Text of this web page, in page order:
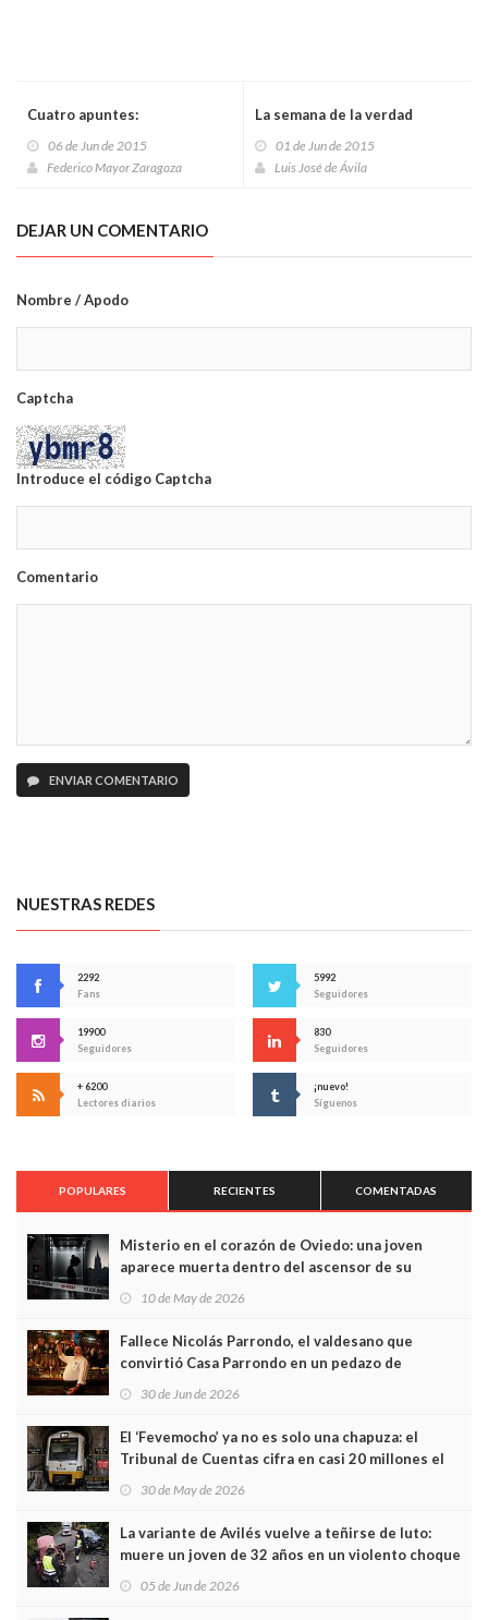
Cuatro apuntes:
06 de Jun de 2015
Federico Mayor Zaragoza
La semana de la verdad
01 de Jun de 2015
Luis José de Ávila
DEJAR UN COMENTARIO
Nombre / Apodo
Captcha
Introduce el código Captcha
Comentario
ENVIAR COMENTARIO
NUESTRAS REDES
2292
Fans
5992
Seguidores
19900
Seguidores
830
Seguidores
+ 6200
Lectores diarios
¡nuevo!
Síguenos
POPULARES RECIENTES COMENTADAS
Misterio en el corazón de Oviedo: una joven
aparece muerta dentro del ascensor de su
edificio y las cámaras captan sus últimos minutos
10 de May de 2026
Fallece Nicolás Parrondo, el valdesano que
convirtió Casa Parrondo en un pedazo de
Asturias en Madrid
30 de Jun de 2026
El ‘Fevemocho’ ya no es solo una chapuza: el
Tribunal de Cuentas cifra en casi 20 millones el
sobrecoste de los trenes que no cabían por los
30 de May de 2026
La variante de Avilés vuelve a teñirse de luto:
muere un joven de 32 años en un violento choque
frontal
05 de Jun de 2026